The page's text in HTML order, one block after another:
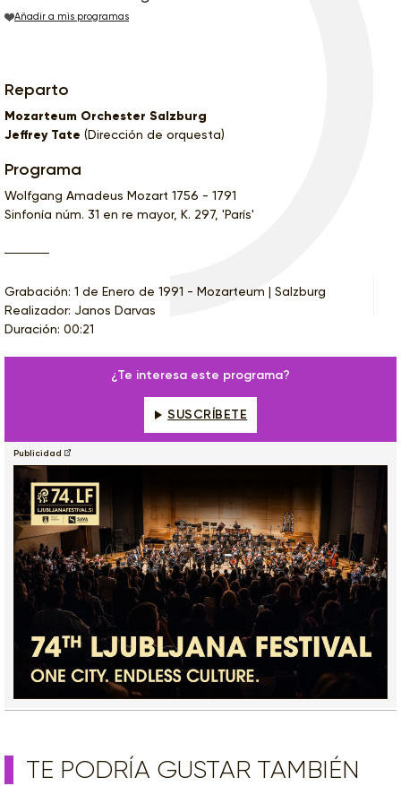
Añadir a mis programas
Reparto
Mozarteum Orchester Salzburg
Jeffrey Tate (Dirección de orquesta)
Programa
Wolfgang Amadeus Mozart 1756 - 1791
Sinfonía núm. 31 en re mayor, K. 297, 'París'
Grabación: 1 de Enero de 1991 - Mozarteum | Salzburg
Realizador: Janos Darvas
Duración: 00:21
¿Te interesa este programa?
SUSCRÍBETE
Publicidad
TE PODRÍA GUSTAR TAMBIÉN